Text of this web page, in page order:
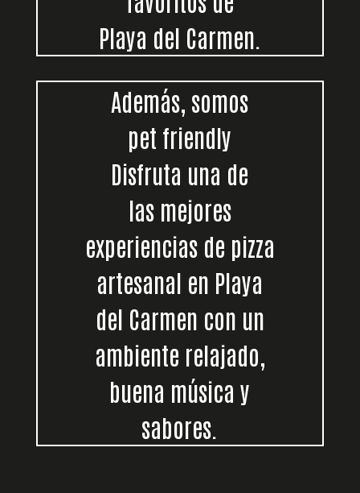
Playa del Carmen.
Además, somos
pet friendly
Disfruta una de
las mejores
experiencias de pizza
artesanal en Playa
del Carmen con un
ambiente relajado,
buena música y
sabores.